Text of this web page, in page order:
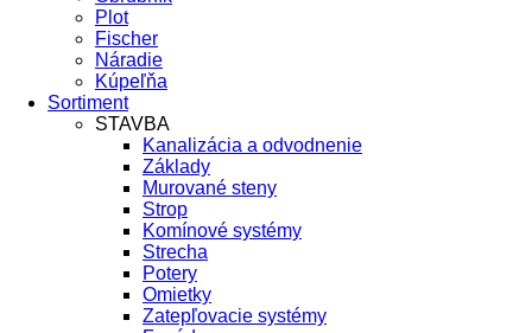
Plot
Fischer
Náradie
Kúpeľňa
Sortiment
STAVBA
Kanalizácia a odvodnenie
Základy
Murované steny
Strop
Komínové systémy
Strecha
Potery
Omietky
Zatepľovacie systémy